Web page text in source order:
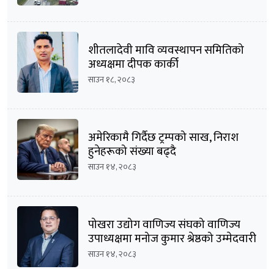
शीतलादेवी मावि व्यवस्थापन समितिको
अध्यक्षमा दीपक कार्की
साउन १८, २०८३
अमेरिकामै गिर्दैछ ट्रम्पको साख, निराश
हुनेहरूको संख्या बढ्दै
साउन १४, २०८३
पोखरा उद्योग वाणिज्य संघको वाणिज्य
उपाध्यक्षमा मनोज कुमार श्रेष्ठको उम्मेदवारी
घोषणा
साउन १४, २०८३